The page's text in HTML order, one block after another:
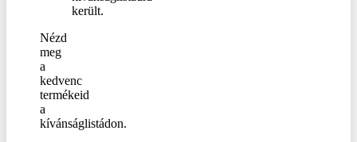
Nézd
meg
a
kedvenc
termékeid
a
kívánságlistádon.